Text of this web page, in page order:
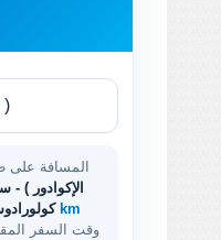
المسافة على
الإكوادور ) -
235 km
. وقت السفر